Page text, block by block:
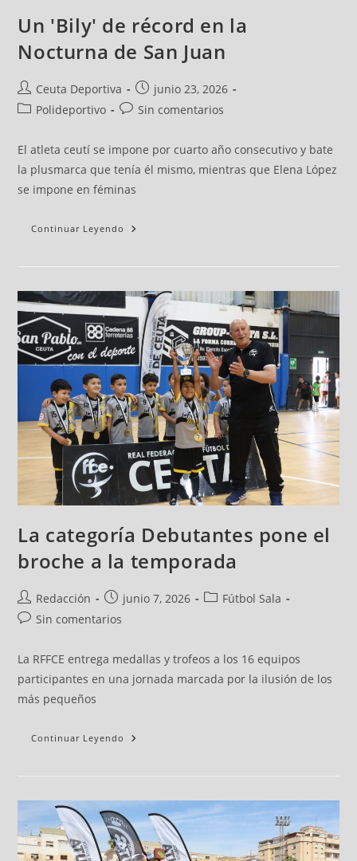
Un 'Bily' de récord en la
Nocturna de San Juan
Ceuta Deportiva
junio 23, 2026
Polideportivo
Sin comentarios
El atleta ceutí se impone por cuarto año consecutivo y bate
la plusmarca que tenía él mismo, mientras que Elena López
se impone en féminas
Continuar Leyendo
La categoría Debutantes pone el
broche a la temporada
Redacción junio 7, 2026
Fútbol Sala
Sin comentarios
La RFFCE entrega medallas y trofeos a los 16 equipos
participantes en una jornada marcada por la ilusión de los
más pequeños
Continuar Leyendo